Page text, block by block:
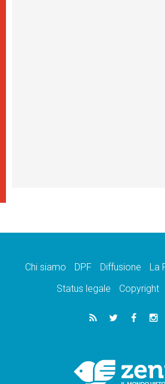
Chi siamo DPF Diffusione La
Status legale
Copyright